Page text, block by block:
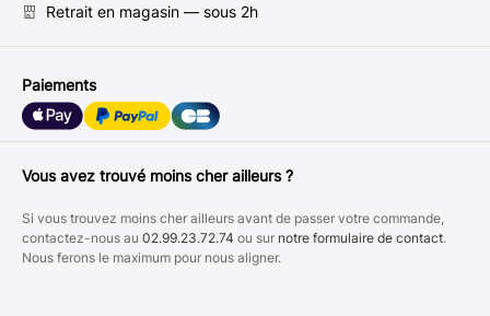
Retrait en magasin — sous 2h
Paiements
Vous avez trouvé moins cher ailleurs ?
Si vous trouvez moins cher ailleurs avant de passer votre commande,
contactez-nous au 02.99.23.72.74 ou sur notre formulaire de contact.
Nous ferons le maximum pour nous aligner.